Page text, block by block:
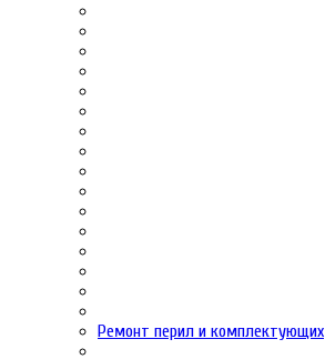
Ремонт перил и комплектующих